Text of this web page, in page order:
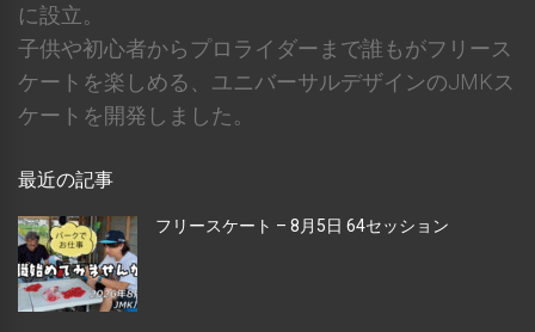
に設立。
子供や初心者からプロライダーまで誰もがフリース
ケートを楽しめる、ユニバーサルデザインのJMKス
ケートを開発しました。
最近の記事
フリースケート – 8月5日 64セッション